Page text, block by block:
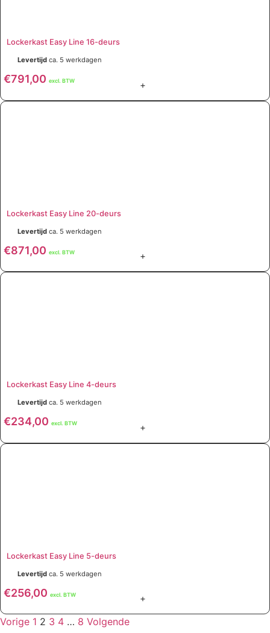
Lockerkast Easy Line 16-deurs
Levertijdca. 5 werkdagen
€791,00 excl. BTW +
Lockerkast Easy Line 20-deurs
Levertijdca. 5 werkdagen
€871,00 excl. BTW +
Lockerkast Easy Line 4-deurs
Levertijdca. 5 werkdagen
€234,00 excl. BTW +
Lockerkast Easy Line 5-deurs
Levertijdca. 5 werkdagen
€256,00 excl. BTW +
Vorige 1 2 3 4 … 8 Volgende